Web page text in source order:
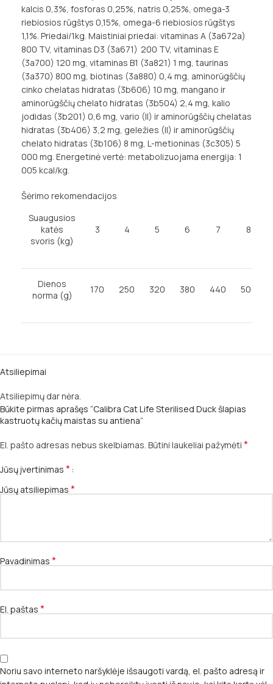
kalcis 0,3%, fosforas 0,25%, natris 0,25%, omega-3
riebiosios rūgštys 0,15%, omega-6 riebiosios rūgštys
1,1%. Priedai/1kg. Maistiniai priedai: vitaminas A (3a672a)
800 TV, vitaminas D3 (3a671) 200 TV, vitaminas E
(3a700) 120 mg, vitaminas B1 (3a821) 1 mg, taurinas
(3a370) 800 mg, biotinas (3a880) 0,4 mg, aminorūgščių
cinko chelatas hidratas (3b606) 10 mg, mangano ir
aminorūgščių chelato hidratas (3b504) 2,4 mg, kalio
jodidas (3b201) 0,6 mg, vario (II) ir aminorūgščių chelatas
hidratas (3b406) 3,2 mg, geležies (II) ir aminorūgščių
chelato hidratas (3b106) 8 mg, L-metioninas (3c305) 5
000 mg. Energetinė vertė: metabolizuojama energija: 1
005 kcal/kg.
Šėrimo rekomendacijos
Suaugusios
katės
svoris (kg)
3 4 5 6 7 8
Dienos
norma (g)
170 250 320 380 440 500
Atsiliepimai
Atsiliepimų dar nėra.
Būkite pirmas aprašęs “Calibra Cat Life Sterilised Duck šlapias
kastruotų kačių maistas su antiena”
El. pašto adresas nebus skelbiamas. Būtini laukeliai pažymėti *
Jūsų įvertinimas *
Jūsų atsiliepimas *
Pavadinimas *
El. paštas *
Noriu savo interneto naršyklėje išsaugoti vardą, el. pašto adresą ir